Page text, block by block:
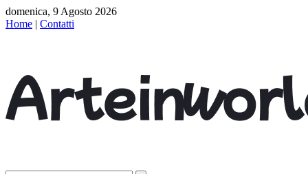
domenica, 9 Agosto 2026
Home | Contatti